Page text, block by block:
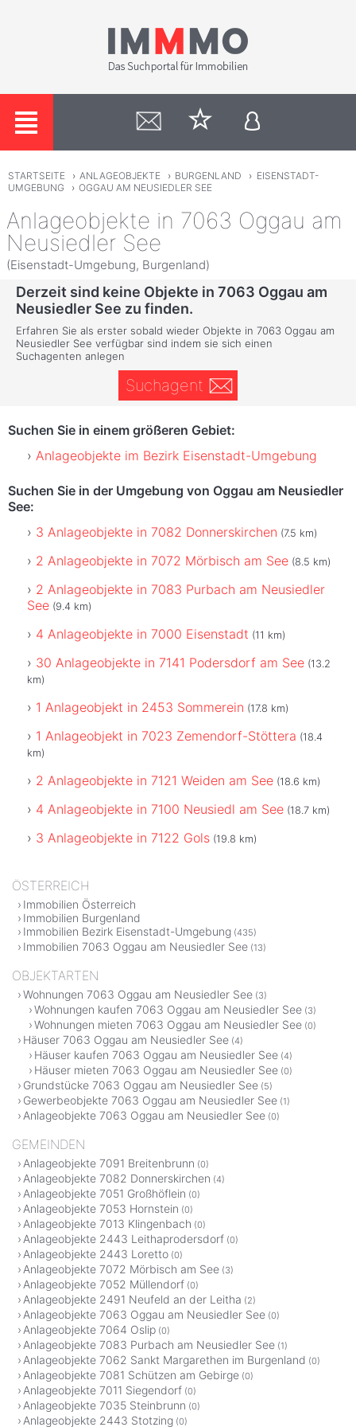
STARTSEITE › ANLAGEOBJEKTE › BURGENLAND › EISENSTADT-
UMGEBUNG
› OGGAU AM NEUSIEDLER SEE
Anlageobjekte in 7063 Oggau am
Neusiedler See
(Eisenstadt-Umgebung, Burgenland)
Derzeit sind keine Objekte in 7063 Oggau am
Neusiedler See zu finden.
Erfahren Sie als erster sobald wieder Objekte in 7063 Oggau am
Neusiedler See verfügbar sind indem sie sich einen
Suchagenten anlegen
Suchagent
Suchen Sie in einem größeren Gebiet:
Anlageobjekte im Bezirk Eisenstadt-Umgebung
Suchen Sie in der Umgebung von Oggau am Neusiedler
See:
3 Anlageobjekte in 7082 Donnerskirchen (7.5 km)
2 Anlageobjekte in 7072 Mörbisch am See (8.5 km)
2 Anlageobjekte in 7083 Purbach am Neusiedler
See (9.4 km)
4 Anlageobjekte in 7000 Eisenstadt (11 km)
30 Anlageobjekte in 7141 Podersdorf am See (13.2
km)
1 Anlageobjekt in 2453 Sommerein (17.8 km)
1 Anlageobjekt in 7023 Zemendorf-Stöttera (18.4
km)
2 Anlageobjekte in 7121 Weiden am See (18.6 km)
4 Anlageobjekte in 7100 Neusiedl am See (18.7 km)
3 Anlageobjekte in 7122 Gols (19.8 km)
ÖSTERREICH
Immobilien Österreich
Immobilien Burgenland
Immobilien Bezirk Eisenstadt-Umgebung (435)
Immobilien 7063 Oggau am Neusiedler See (13)
OBJEKTARTEN
Wohnungen 7063 Oggau am Neusiedler See (3)
Wohnungen kaufen 7063 Oggau am Neusiedler See (3)
Wohnungen mieten 7063 Oggau am Neusiedler See (0)
Häuser 7063 Oggau am Neusiedler See (4)
Häuser kaufen 7063 Oggau am Neusiedler See (4)
Häuser mieten 7063 Oggau am Neusiedler See (0)
Grundstücke 7063 Oggau am Neusiedler See (5)
Gewerbeobjekte 7063 Oggau am Neusiedler See (1)
Anlageobjekte 7063 Oggau am Neusiedler See (0)
GEMEINDEN
Anlageobjekte 7091 Breitenbrunn (0)
Anlageobjekte 7082 Donnerskirchen (4)
Anlageobjekte 7051 Großhöflein (0)
Anlageobjekte 7053 Hornstein (0)
Anlageobjekte 7013 Klingenbach (0)
Anlageobjekte 2443 Leithaprodersdorf (0)
Anlageobjekte 2443 Loretto (0)
Anlageobjekte 7072 Mörbisch am See (3)
Anlageobjekte 7052 Müllendorf (0)
Anlageobjekte 2491 Neufeld an der Leitha (2)
Anlageobjekte 7063 Oggau am Neusiedler See (0)
Anlageobjekte 7064 Oslip (0)
Anlageobjekte 7083 Purbach am Neusiedler See (1)
Anlageobjekte 7062 Sankt Margarethen im Burgenland (0)
Anlageobjekte 7081 Schützen am Gebirge (0)
Anlageobjekte 7011 Siegendorf (0)
Anlageobjekte 7035 Steinbrunn (0)
Anlageobjekte 2443 Stotzing (0)